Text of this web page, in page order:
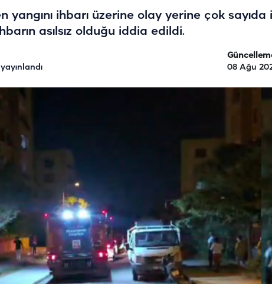
yangını ihbarı üzerine olay yerine çok
asılsız olduğu iddia edildi.
08 Ağu